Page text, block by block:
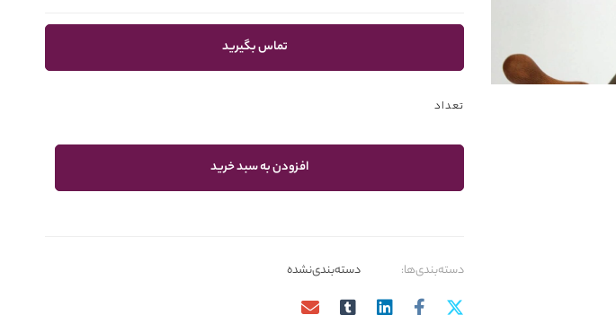
تماس بگیرید
تعداد
افزودن به سبد خرید
دسته‌بندی‌ها: دسته‌بندی‌نشده